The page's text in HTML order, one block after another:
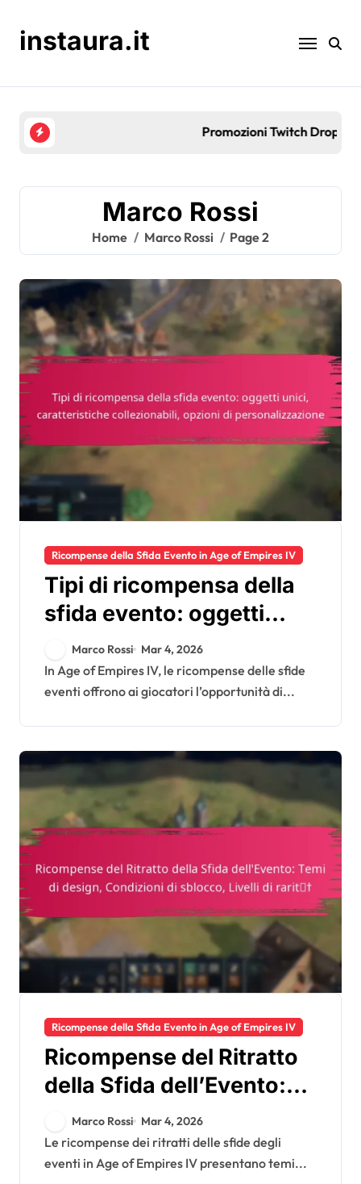
contentinstaura.it
Promozioni Twitch Drops di Age of Empires IV:
Marco Rossi
Home Marco Rossi Page 2
Ricompense della Sfida Evento in Age of Empires IV
Tipi di ricompensa della
sfida evento: oggetti
unici, caratteristiche
collezionabili, opzioni di
personalizzazione
Marco Rossi Mar 4, 2026
In Age of Empires IV, le ricompense delle sfide
eventi offrono ai giocatori l’opportunità di...
Ricompense della Sfida Evento in Age of Empires IV
Ricompense del Ritratto
della Sfida dell’Evento:
Temi di design,
Condizioni di sblocco,
Livelli di rarità
Marco Rossi Mar 4, 2026
Le ricompense dei ritratti delle sfide degli
eventi in Age of Empires IV presentano temi...